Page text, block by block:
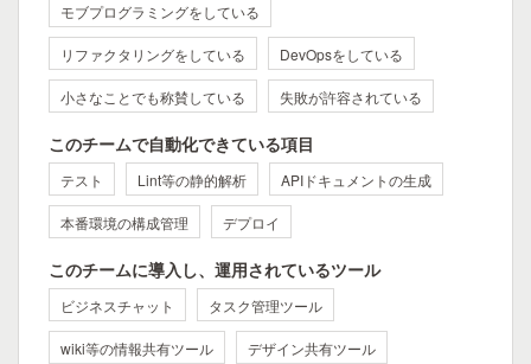
モブプログラミングをしている
リファクタリングをしている DevOpsをしている
小さなことでも称賛している 失敗が許容されている
このチームで自動化できている項目
テスト Lint等の静的解析 APIドキュメントの生成
本番環境の構成管理 デプロイ
このチームに導入し、運用されているツール
ビジネスチャット タスク管理ツール
wiki等の情報共有ツール デザイン共有ツール